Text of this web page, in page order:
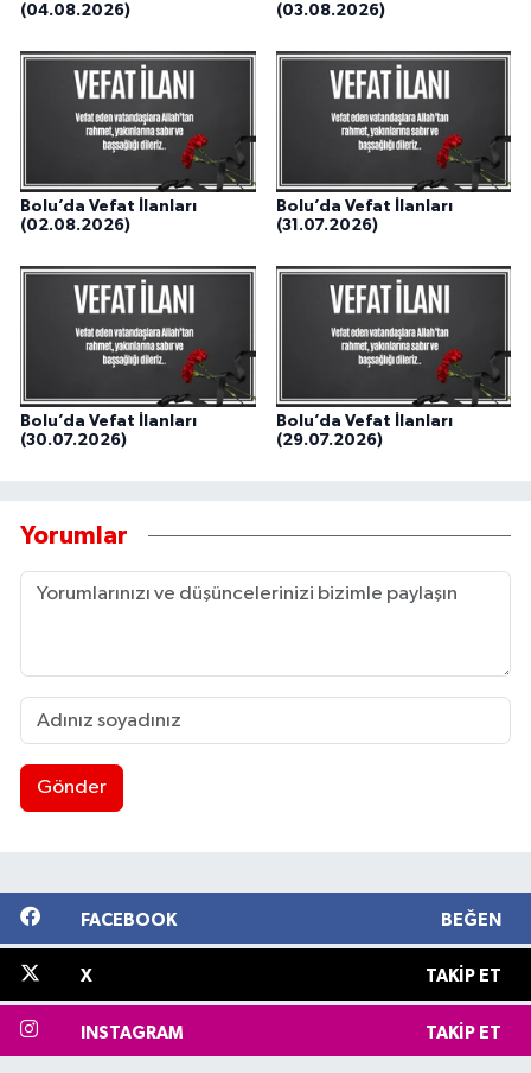
(04.08.2026)
(03.08.2026)
Bolu’da Vefat İlanları
(02.08.2026)
Bolu’da Vefat İlanları
(31.07.2026)
Bolu’da Vefat İlanları
(30.07.2026)
Bolu’da Vefat İlanları
(29.07.2026)
Yorumlar
Gönder
FACEBOOK BEĞEN
X TAKIP ET
INSTAGRAM TAKIP ET